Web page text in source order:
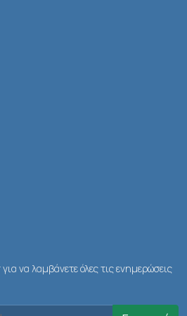
να λαμβάνετε όλες τις ενημερώσεις